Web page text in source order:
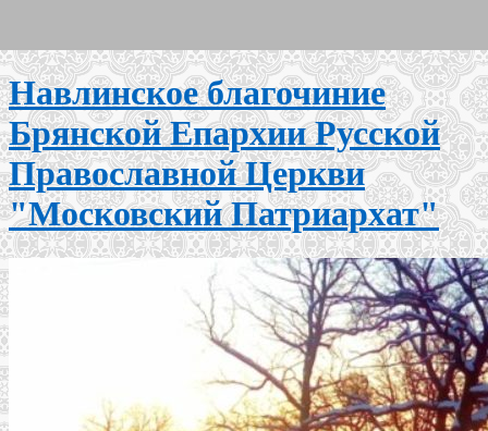
Навлинское благочиние
Брянской Епархии Русской
Православной Церкви
"Московский Патриархат"